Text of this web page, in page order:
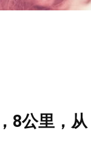
8公里，从